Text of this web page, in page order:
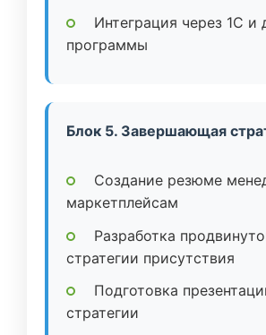
Интеграция через 1C и
программы
Блок 5. Завершающая
Создание резюме
маркетплейсам
Разработка
стратегии присутствия
Подготовка
стратегии